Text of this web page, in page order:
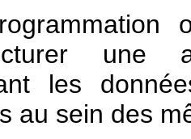
une
les
au sein des